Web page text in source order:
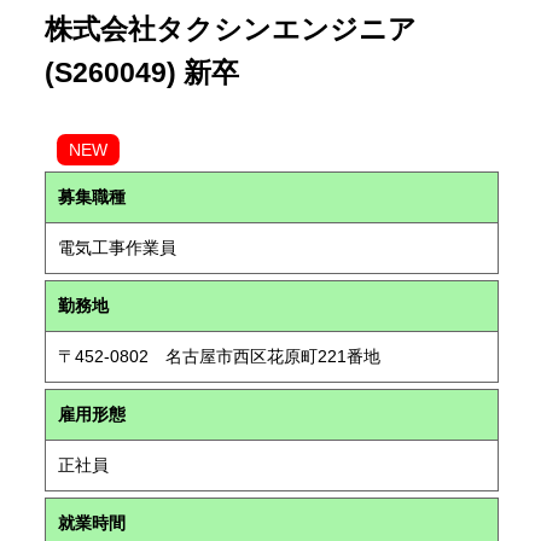
株式会社タクシンエンジニア
(S260049) 新卒
NEW
募集職種
電気工事作業員
勤務地
〒452-0802 名古屋市西区花原町221番地
雇用形態
正社員
就業時間